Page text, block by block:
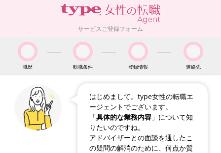
サービスご登録フォーム
職歴 転職条件 登録情報 連絡先
はじめまして。type女性の転職エ
ージェントでございます。
「具体的な業務内容」について知
りたいのですね。
アドバイザーとの面談を通したこ
の疑問の解消のために、何点か質